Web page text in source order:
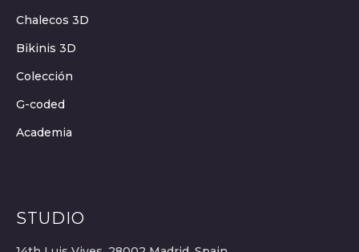
Chalecos 3D
Bikinis 3D
Colección
G-coded
Academia
STUDIO